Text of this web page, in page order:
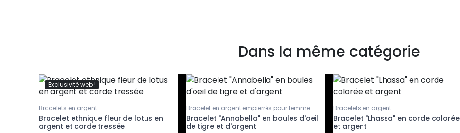
Dans la même catégorie
Exclusivité web !
Bracelets en argent
Bracelet ethnique fleur de lotus en
argent et corde tressée
Bracelet en argent empierrés pour femme
Bracelet "Annabella" en boules d'oeil
de tigre et d'argent
Bracelets en argent
Bracelet "Lhassa" en corde colorée
et argent